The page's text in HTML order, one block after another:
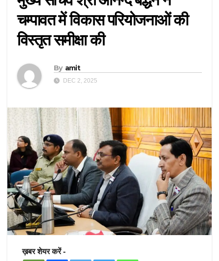
चम्पावत में विकास परियोजनाओं की
विस्तृत समीक्षा की
By amit
DEC 2, 2025
ख़बर शेयर करें -